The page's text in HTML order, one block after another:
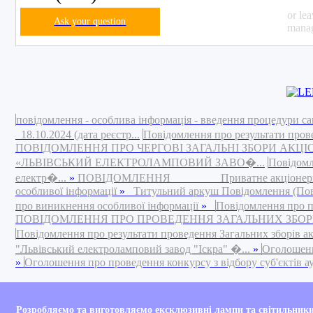
Ask your question
or
повідомлення - особлива інформація - введення процедури
18.10.2024 (дата реєстр... Повідомлення про результати
ПОВІДОМЛЕННЯ ПРО ЧЕРГОВІ ЗАГАЛЬНІ ЗБОРИ
«ЛЬВІВСЬКИЙ ЕЛЕКТРОЛАМПОВИЙ ЗАВО�...
електр�... » ПОВІДОМЛЕННЯ Приватне акціонерне
особливої інформації »
Титульний аркуш Повідомлення
про виникнення особливої інформації »
Повідомлення про
ПОВІДОМЛЕННЯ ПРО ПРОВЕДЕННЯ ЗАГАЛЬНИХ
Повідомлення про результати проведення Загальних зборів
"Львівський електроламповий завод "Іскра" �... »
» Оголошення про проведення конкурсу з відбору суб'єктів
Розробляємо та виготовляємо ексклюзивні лампи та
Your are currently